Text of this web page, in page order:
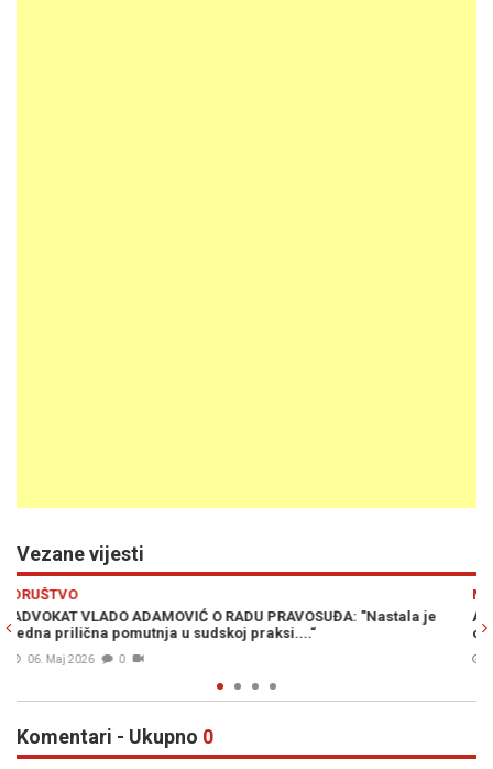
Vezane vijesti
je
MINI MARKET
ADVOKAT VLADO ADAMOVIĆ: Tužilaštvo BiH ima sve ovlasti da
otvori istragu o slučaju...
10. Feb. 2026
Previous
Komentari - Ukupno 0